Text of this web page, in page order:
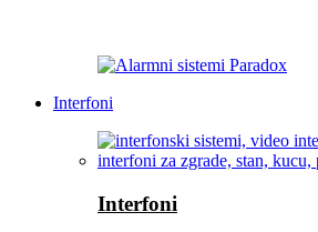
Interfoni
Interfoni